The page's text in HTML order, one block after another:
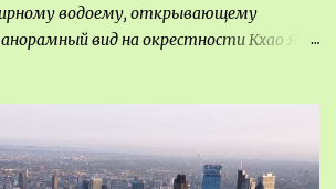
водоему, открывающему
вид на окрестности Кхао Яй.
не заходя в само заведение.